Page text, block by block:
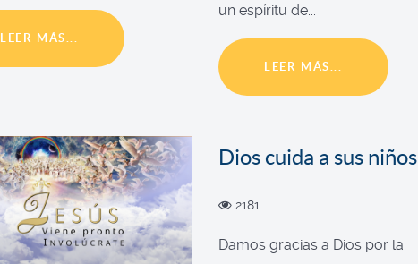
LEER MÁS...
un espíritu de...
LEER MÁS...
Dios cuida a sus niños
2181
Damos gracias a Dios por la